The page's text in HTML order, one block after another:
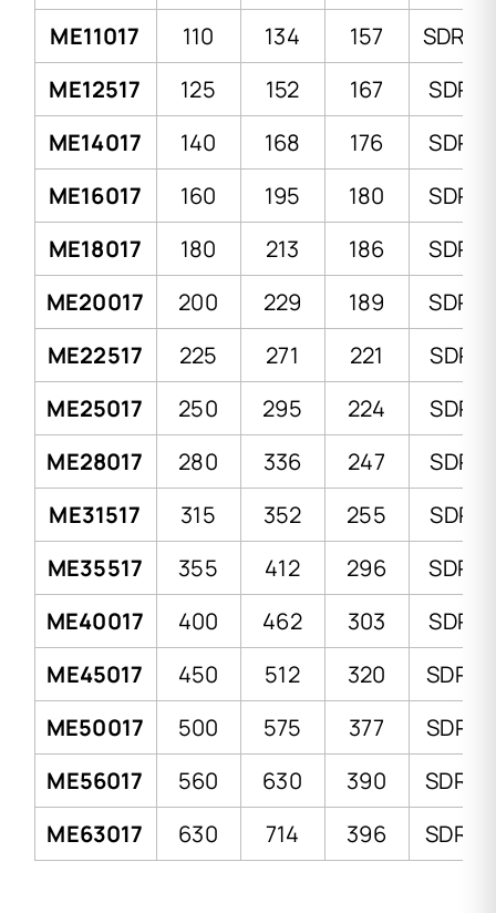
ME11017
110 134 157
SDR
ME12517
125 152 167
SDR
ME14017
140 168 176
SDR
ME16017
160 195 180
SDR
ME18017
180 213 186
SDR
ME20017
200 229 189
SDR
ME22517
225 271 221
SDR
ME25017
250 295 224
SDR
ME28017
280 336 247
SDR
ME31517
315 352 255
SDR
ME35517
355 412 296
SDR
ME40017
400 462 303
SDR
ME45017
450 512 320
SDR
ME50017
500 575 377
SDR
ME56017
560 630 390
SDR
ME63017
630 714 396 SDR